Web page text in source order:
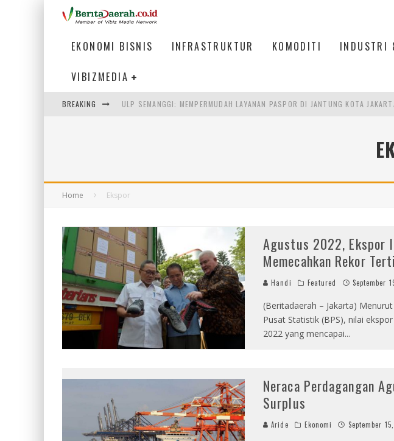
EKONOMI BISNIS INFRASTRUKTUR KOMODITI INDUSTRI
VIBIZMEDIA
BREAKING ULP SEMANGGI: MEMPERMUDAH LAYANAN PASPOR DI JANTUNG KOTA
Home Ekspor
Agustus 2022, Ekspor
Memecahkan Rekor
Handi Featured September
(Beritadaerah – Jakarta)
Pusat Statistik (BPS), nilai
2022 yang mencapai...
Neraca Perdagangan
Surplus
Aride Ekonomi September